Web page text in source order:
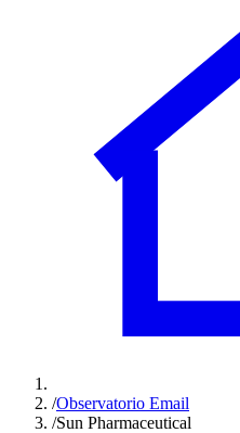
/Observatorio Email
/Sun Pharmaceutical